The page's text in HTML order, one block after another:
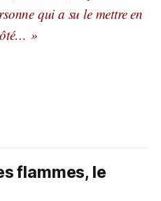
qui a su le mettre en
»
flammes, le